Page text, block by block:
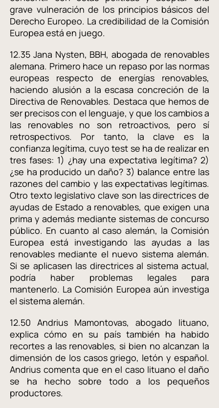
grave vulneración de los principios básicos del
Derecho Europeo. La credibilidad de la Comisión
Europea está en juego.
12.35 Jana Nysten, BBH, abogada de renovables
alemana. Primero hace un repaso por las normas
europeas respecto de energías renovables,
haciendo alusión a la escasa concreción de la
Directiva de Renovables. Destaca que hemos de
ser precisos con el lenguaje, y que los cambios a
las renovables no son retroactivos, pero sí
retrospectivos. Por tanto, la clave es la
confianza legítima, cuyo test se ha de realizar en
tres fases: 1) ¿hay una expectativa legítima? 2)
¿se ha producido un daño? 3) balance entre las
razones del cambio y las expectativas legítimas.
Otro texto legislativo clave son las directrices de
ayudas de Estado a renovables, que exigen una
prima y además mediante sistemas de concurso
público. En cuanto al caso alemán, la Comisión
Europea está investigando las ayudas a las
renovables mediante el nuevo sistema alemán.
Si se aplicasen las directrices al sistema actual,
podría haber problemas legales para
mantenerlo. La Comisión Europea aún investiga
el sistema alemán.
12.50 Andrius Mamontovas, abogado lituano,
explica cómo en su país también ha habido
recortes a las renovables, si bien no alcanzan la
dimensión de los casos griego, letón y español.
Andrius comenta que en el caso lituano el daño
se ha hecho sobre todo a los pequeños
productores.